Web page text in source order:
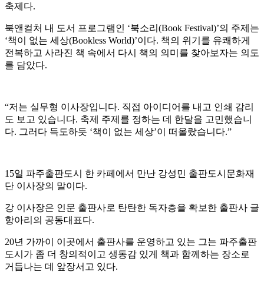
축제다.
북앤컬처 내 도서 프로그램인 ‘북소리(Book Festival)’의 주제는
‘책이 없는 세상(Bookless World)’이다. 책의 위기를 유쾌하게
전복하고 사라진 책 속에서 다시 책의 의미를 찾아보자는 의도
를 담았다.
“저는 실무형 이사장입니다. 직접 아이디어를 내고 인쇄 감리
도 보고 있습니다. 축제 주제를 정하는 데 한달을 고민했습니
다. 그러다 득도하듯 ‘책이 없는 세상’이 떠올랐습니다.”
15일 파주출판도시 한 카페에서 만난 강성민 출판도시문화재
단 이사장의 말이다.
강 이사장은 인문 출판사로 탄탄한 독자층을 확보한 출판사 글
항아리의 공동대표다.
20년 가까이 이곳에서 출판사를 운영하고 있는 그는 파주출판
도시가 좀 더 창의적이고 생동감 있게 책과 함께하는 장소로
거듭나는 데 앞장서고 있다.